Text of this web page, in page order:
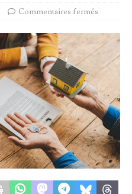
Commentaires fermés